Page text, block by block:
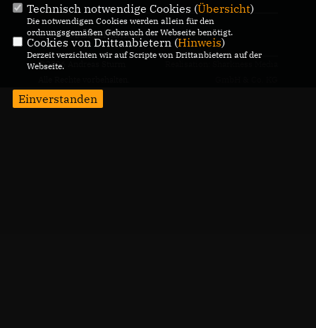
CDU Deutschlands
@2026 Andreas Sturm
Technisch notwendige Cookies (Übersicht)
Die notwendigen Cookies werden allein für den
ordnungsgemäßen Gebrauch der Webseite benötigt.
Cookies von Drittanbietern (Hinweis)
Derzeit verzichten wir auf Scripte von Drittanbietern auf der
Webseite.
Einverstanden